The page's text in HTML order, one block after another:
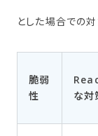
とした場合での
脆弱
性
な対